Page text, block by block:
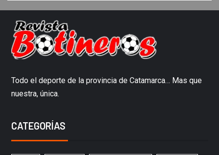
Todo el deporte de la provincia de Catamarca… Mas que
nuestra, única.
CATEGORÍAS